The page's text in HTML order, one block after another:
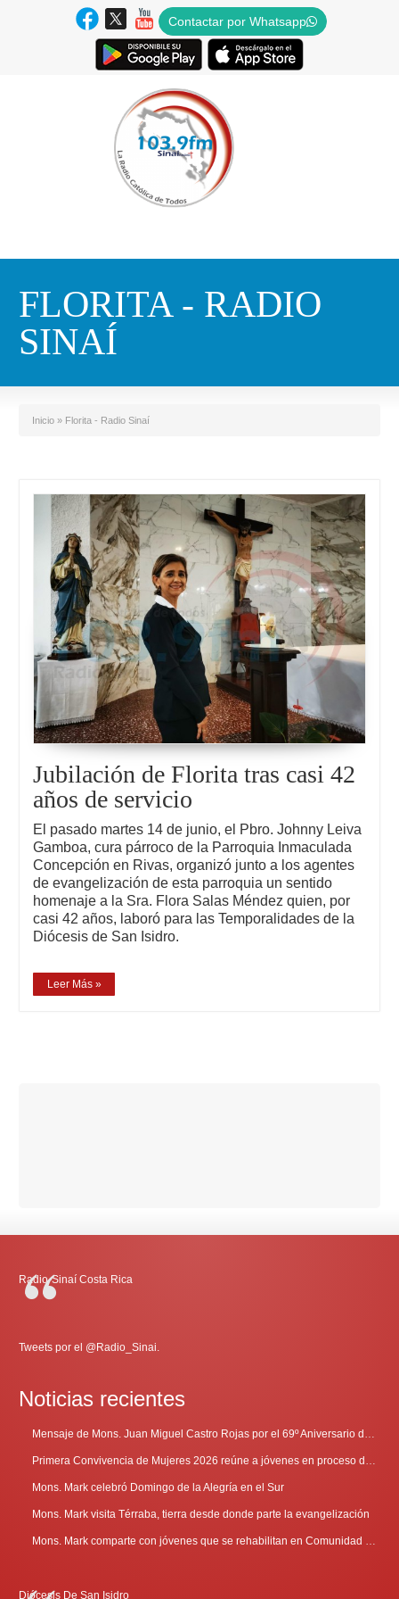
Contactar por Whatsapp
FLORITA - RADIO
SINAÍ
Inicio » Florita - Radio Sinaí
Jubilación de Florita tras casi 42
años de servicio
El pasado martes 14 de junio, el Pbro. Johnny Leiva
Gamboa, cura párroco de la Parroquia Inmaculada
Concepción en Rivas, organizó junto a los agentes
de evangelización de esta parroquia un sentido
homenaje a la Sra. Flora Salas Méndez quien, por
casi 42 años, laboró para las Temporalidades de la
Diócesis de San Isidro.
Leer Más »
Radio-Sinaí Costa Rica
Tweets por el @Radio_Sinai.
Noticias recientes
Mensaje de Mons. Juan Miguel Castro Rojas por el 69º Aniversario de Radio Sinaí
Primera Convivencia de Mujeres 2026 reúne a jóvenes en proceso de discernimiento vocacional
Mons. Mark celebró Domingo de la Alegría en el Sur
Mons. Mark visita Térraba, tierra desde donde parte la evangelización
Mons. Mark comparte con jóvenes que se rehabilitan en Comunidad Cenáculo
Diócesis De San Isidro